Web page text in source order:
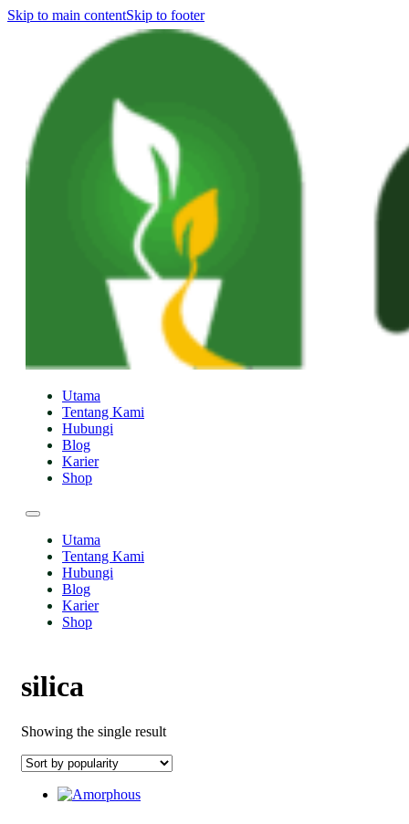
Skip to main contentSkip to footer
Utama
Tentang Kami
Hubungi
Blog
Karier
Shop
Utama
Tentang Kami
Hubungi
Blog
Karier
Shop
silica
Showing the single result